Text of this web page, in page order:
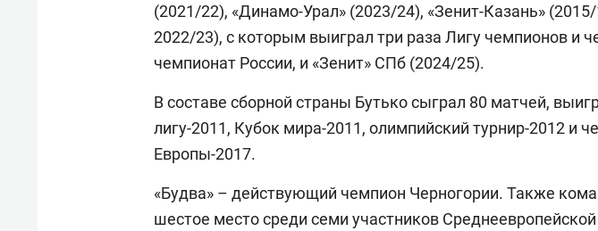
(2021/22), «Динамо-Урал» (2023/24), «Зенит-Казань»
2022/23), с которым выиграл три раза Лигу чемпионов и
чемпионат России, и «Зенит» СПб (2024/25).
В составе сборной страны Бутько сыграл 80 матчей,
лигу-2011, Кубок мира-2011, олимпийский турнир-2012 и
Европы-2017.
«Будва» – действующий чемпион Черногории. Также
шестое место среди семи участников Среднеевропейской